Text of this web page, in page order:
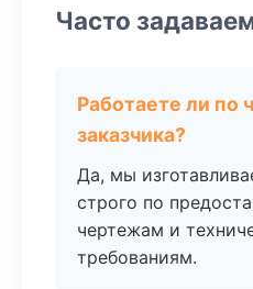
Часто
Работаете ли по
заказчика?
Да, мы
строго по
чертежам и
требованиям.